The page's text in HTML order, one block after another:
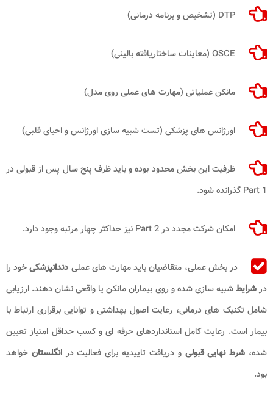
DTP (تشخیص و برنامه درمانی)
OSCE (معاینات ساختاریافته بالینی)
مانکن عملیاتی (مهارت های عملی روی مدل)
اورژانس های پزشکی (تست شبیه سازی اورژانس و احیای قلبی)
ظرفیت این بخش محدود بوده و باید ظرف پنج سال پس از قبولی در
Part 1 گذرانده شود.
امکان شرکت مجدد در Part 2 نیز حداکثر چهار مرتبه وجود دارد.
در بخش عملی، متقاضیان باید مهارت های عملی دندانپزشکیخود را
درشرایطشبیه سازی شده و روی بیماران مانکن یا واقعی نشان دهند. ارزیابی
شامل تکنیک های درمانی، رعایت اصول بهداشتی و توانایی برقراری ارتباط با
بیمار است. رعایت کامل استانداردهای حرفه ای و کسب حداقل امتیاز تعیین
شده، شرط نهایی قبولی و دریافت تاییدیه برای فعالیت درانگلستان خواهد
بود.